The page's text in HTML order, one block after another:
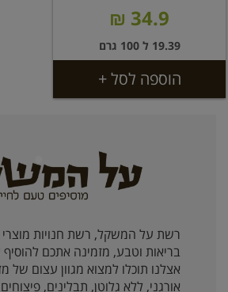
34.9 ₪
19.39 ל 100 גרם
הוספה לסל +
רשת על המשקל, רשת חנויות מוצרי
בריאות וטבע, מזמינה אתכם
אצלנו תוכלו למצוא מגוון עצום של
אורגני, ללא גלוטן, תבלינים,